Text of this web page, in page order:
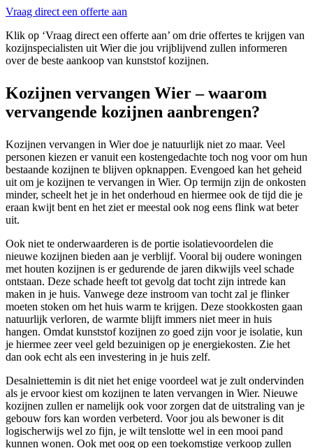
Vraag direct een offerte aan
Klik op ‘Vraag direct een offerte aan’ om drie offertes te krijgen van
kozijnspecialisten uit Wier die jou vrijblijvend zullen informeren
over de beste aankoop van kunststof kozijnen.
Kozijnen vervangen Wier – waarom
vervangende kozijnen aanbrengen?
Kozijnen vervangen in Wier doe je natuurlijk niet zo maar. Veel
personen kiezen er vanuit een kostengedachte toch nog voor om hun
bestaande kozijnen te blijven opknappen. Evengoed kan het geheid
uit om je kozijnen te vervangen in Wier. Op termijn zijn de onkosten
minder, scheelt het je in het onderhoud en hiermee ook de tijd die je
eraan kwijt bent en het ziet er meestal ook nog eens flink wat beter
uit.
Ook niet te onderwaarderen is de portie isolatievoordelen die
nieuwe kozijnen bieden aan je verblijf. Vooral bij oudere woningen
met houten kozijnen is er gedurende de jaren dikwijls veel schade
ontstaan. Deze schade heeft tot gevolg dat tocht zijn intrede kan
maken in je huis. Vanwege deze instroom van tocht zal je flinker
moeten stoken om het huis warm te krijgen. Deze stookkosten gaan
natuurlijk verloren, de warmte blijft immers niet meer in huis
hangen. Omdat kunststof kozijnen zo goed zijn voor je isolatie, kun
je hiermee zeer veel geld bezuinigen op je energiekosten. Zie het
dan ook echt als een investering in je huis zelf.
Desalniettemin is dit niet het enige voordeel wat je zult ondervinden
als je ervoor kiest om kozijnen te laten vervangen in Wier. Nieuwe
kozijnen zullen er namelijk ook voor zorgen dat de uitstraling van je
gebouw fors kan worden verbeterd. Voor jou als bewoner is dit
logischerwijs wel zo fijn, je wilt tenslotte wel in een mooi pand
kunnen wonen. Ook met oog op een toekomstige verkoop zullen